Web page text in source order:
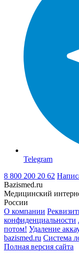
Telegram
8 800 200 20 62
Bazismed.ru
Медицинский
России
О компании
конфиденциальности
потом! Удаление
bazismed.ru Система
Полная версия сайта